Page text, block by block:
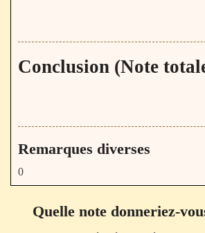
Conclusion (Note
Remarques diverses
0
Quelle note donneriez-